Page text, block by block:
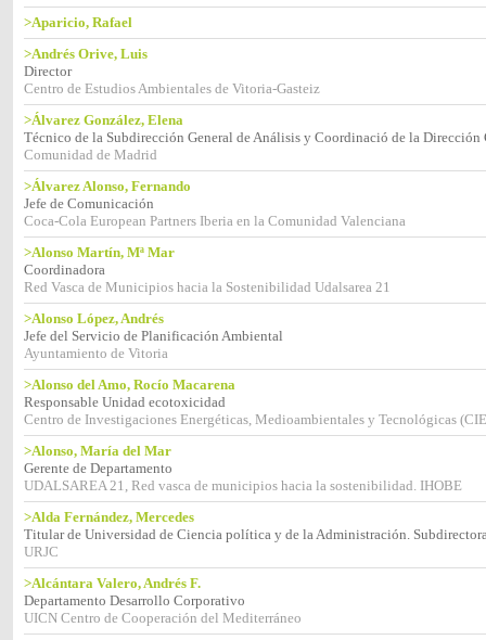
>Aparicio, Rafael
>Andrés Orive, Luis
Director
Centro de Estudios Ambientales de Vitoria-Gasteiz
>Álvarez González, Elena
Técnico de la Subdirección General de Análisis y Coordinació de la
Comunidad de Madrid
>Álvarez Alonso, Fernando
Jefe de Comunicación
Coca-Cola European Partners Iberia en la Comunidad Valenciana
>Alonso Martín, Mª Mar
Coordinadora
Red Vasca de Municipios hacia la Sostenibilidad Udalsarea 21
>Alonso López, Andrés
Jefe del Servicio de Planificación Ambiental
Ayuntamiento de Vitoria
>Alonso del Amo, Rocío Macarena
Responsable Unidad ecotoxicidad
Centro de Investigaciones Energéticas, Medioambientales y Tecnológicas
>Alonso, María del Mar
Gerente de Departamento
UDALSAREA 21, Red vasca de municipios hacia la sostenibilidad. IHOBE
>Alda Fernández, Mercedes
Titular de Universidad de Ciencia política y de la Administración.
URJC
>Alcántara Valero, Andrés F.
Departamento Desarrollo Corporativo
UICN Centro de Cooperación del Mediterráneo